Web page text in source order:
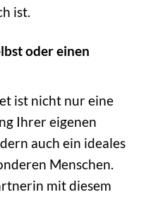
ist.
oder einen
ist nicht nur eine
Ihrer eigenen
auch ein ideales
Menschen.
mit diesem